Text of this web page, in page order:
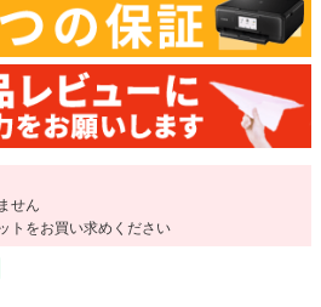
せん
トをお買い求めください